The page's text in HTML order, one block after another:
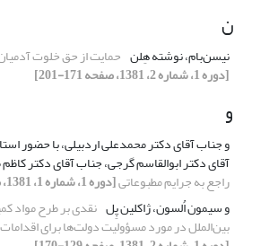
ن
نیسن‌بام، نوشته هِلن حمایت‌ از حق‌ خلوت‌
[دوره 1، شماره 2، 1381، صفحه 171-201]
و
و جناب آقای دکتر محمدعلی اردبیلی، با حضور
آقای دکتر ابوالقاسم گرجی، جناب آقای دکتر
راجع به جرایم‌ مطبوعاتی[دوره 1، شماره 1، 1381، صفحه 111-154]
و سیمون‌ اُلسون، ژاکلین پِل نقدی‌ بر طرح‌ مواد
بین‌الملل‌ در مورد مسؤولیت‌ دولت‌ها برای‌ اقدامات‌